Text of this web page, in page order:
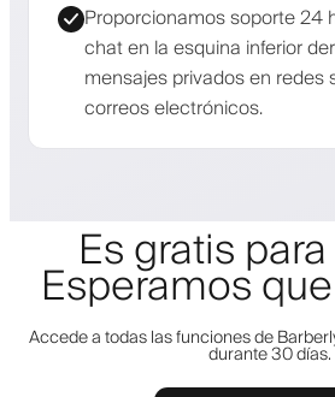
Proporcionamos soporte 24
chat en la esquina inferior
mensajes privados en redes
correos electrónicos.
Es gratis
Esperamos
Accede a todas las funciones de
durante 30 días.